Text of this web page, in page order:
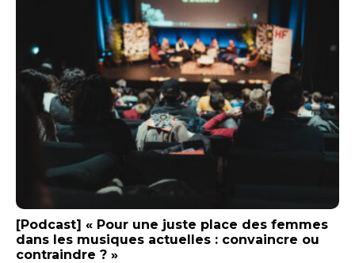
[Podcast] « Pour une juste place des femmes
dans les musiques actuelles : convaincre ou
contraindre ? »